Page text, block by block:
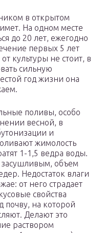
в открытом
На одном месте
до 20 лет, ежегодно
первых 5 лет
культуры не стоит, в
сильную
год жизни она
поливы, особо
весной, в
и
жимолость
1-1,5 ведра воды.
засушливым, объем
Недостаток влаги
от него страдает
свойства
почву, на которой
Делают это
раствором